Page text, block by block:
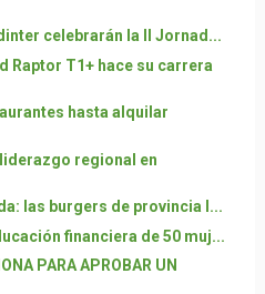
celebrarán la II Jornad...
Raptor T1+ hace su carrera
hasta alquilar
regional en
las burgers de provincia l...
financiera de 50 muj...
PARA APROBAR UN